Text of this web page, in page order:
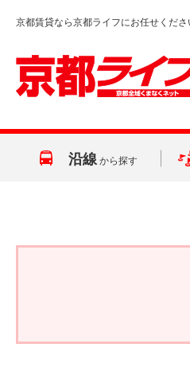
京都賃貸なら京都ライフにお任せくだ
沿線 から探す